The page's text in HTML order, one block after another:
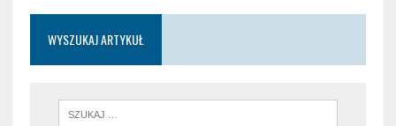
WYSZUKAJ ARTYKUŁ